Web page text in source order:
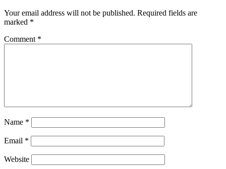
Your email address will not be published. Required fields are
marked *
Comment *
Name *
Email *
Website